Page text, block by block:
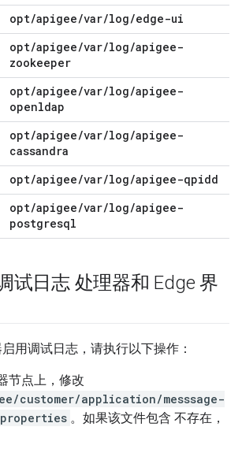
opt/apigee/var/log/edge-ui
opt/apigee/var/log/apigee-
zookeeper
opt/apigee/var/log/apigee-
openldap
opt/apigee/var/log/apigee-
cassandra
opt/apigee/var/log/apigee-qpidd
opt/apigee/var/log/apigee-
postgresql
试日志 处理器和 Edge 界
用调试日志，请执行以下操作：
节点上，修改
customer/application/messsage-
。如果该文件包含 不存在，